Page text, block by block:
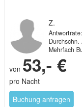
Z.
Mehrfach
von 53,- €
pro Nacht
Buchung anfragen